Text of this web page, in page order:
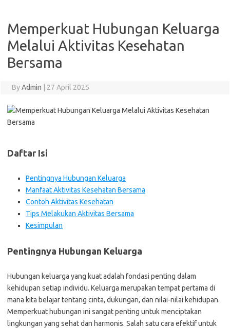
Memperkuat Hubungan Keluarga
Melalui Aktivitas Kesehatan
Bersama
ByAdmin 27 April 2025
Daftar Isi
Pentingnya Hubungan Keluarga
Manfaat Aktivitas Kesehatan Bersama
Contoh Aktivitas Kesehatan
Tips Melakukan Aktivitas Bersama
Kesimpulan
Pentingnya Hubungan Keluarga
Hubungan keluarga yang kuat adalah fondasi penting dalam
kehidupan setiap individu. Keluarga merupakan tempat pertama di
mana kita belajar tentang cinta, dukungan, dan nilai-nilai kehidupan.
Memperkuat hubungan ini sangat penting untuk menciptakan
lingkungan yang sehat dan harmonis. Salah satu cara efektif untuk